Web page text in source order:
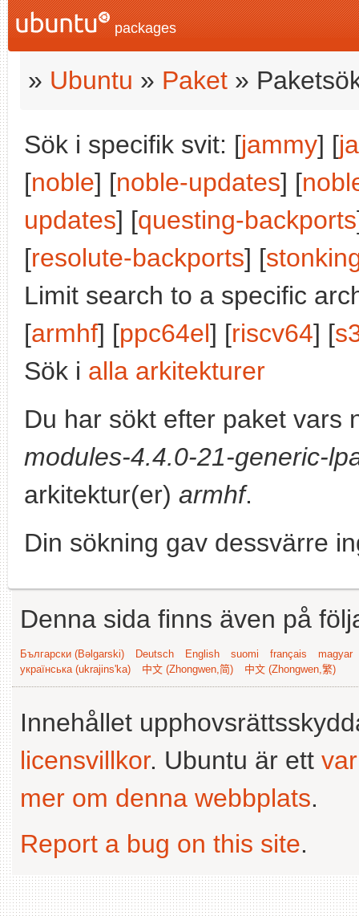
packages
» Ubuntu » Paket »
Sök i specifik svit: [jammy] [
[noble] [noble-updates] [
updates] [questing-backports
[resolute-backports] [
Limit search to a specific
[armhf] [ppc64el] [riscv64] [
Sök i alla arkitekturer
Du har sökt efter paket vars
modules-4.4.0-21-generic-
arkitektur(er) armhf.
Din sökning gav dessvärre
Denna sida finns även på
Български (Bəlgarski) Deutsch English suomi français
magyar
українська (ukrajins'ka)
中文 (Zhongwen,简) 中文 (Zhongwen,繁)
Innehållet
licensvillkor. Ubuntu är ett
mer om denna webbplats.
Report a bug on this site.